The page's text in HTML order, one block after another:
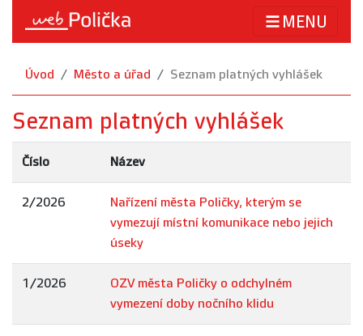
MENU
Úvod Město a úřad Seznam platných vyhlášek
Seznam platných vyhlášek
Číslo Název
2/2026
Nařízení města Poličky, kterým se
vymezují místní komunikace nebo jejich
úseky
1/2026
OZV města Poličky o odchylném
vymezení doby nočního klidu